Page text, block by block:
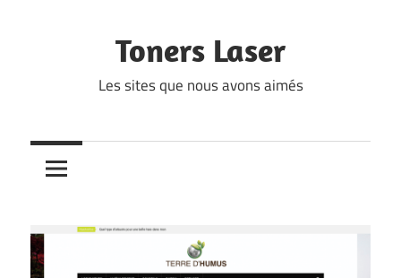
Toners Laser
Les sites que nous avons aimés